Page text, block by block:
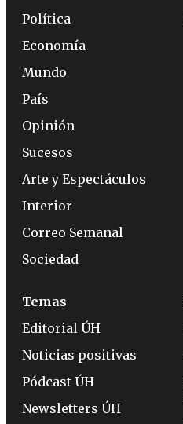
Política
Economía
Mundo
País
Opinión
Sucesos
Arte y Espectáculos
Interior
Correo Semanal
Sociedad
Temas
Editorial ÚH
Noticias positivas
Pódcast ÚH
Newsletters ÚH